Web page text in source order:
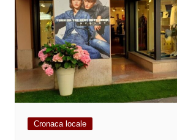
Cronaca locale